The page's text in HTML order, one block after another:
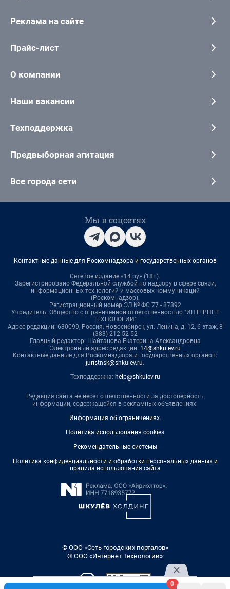
0
Реклама на сайте
Прайс-лист
О компании
Наши вакансии
Техподдержка
Предвыборная агитация
Все города сети
Мы в соцсетях
Контактные данные для Роскомнадзора и государственных органов
Сетевое издание «14.ру» (18+).
Зарегистрировано Федеральной службой по надзору в сфере связи,
информационных технологий и массовых коммуникаций
(Роскомнадзор).
Регистрационный номер ЭЛ № ФС 77 - 87892
Учредитель: Общество с ограниченной ответственностью "ИНТЕРНЕТ
ТЕХНОЛОГИИ"
Адрес редакции: 630099, Россия, Новосибирск, ул. Ленина, д. 12, 6 этаж, 8
(383) 212-52-52
Главный редактор: Шайтанова Екатерина Александровна
Электронный адрес редакции: 14@shkulev.ru
Контактные данные для Роскомнадзора и государственных органов:
juristnsk@shkulev.ru.
Техподдержка: help@shkulev.ru
Редакция сайта не несет ответственности за достоверность
информации, содержащейся в рекламных объявлениях.
Информация об ограничениях.
Политика использования cookies
Рекомендательные системы
Политика конфиденциальности и обработки персональных данных и
правила использования сайта
© ООО «Сеть городских порталов»
© ООО «Интернет Технологии»